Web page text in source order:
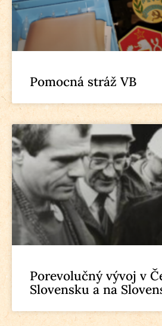
Pomocná stráž VB
Porevolučný vývoj v
Slovensku a na